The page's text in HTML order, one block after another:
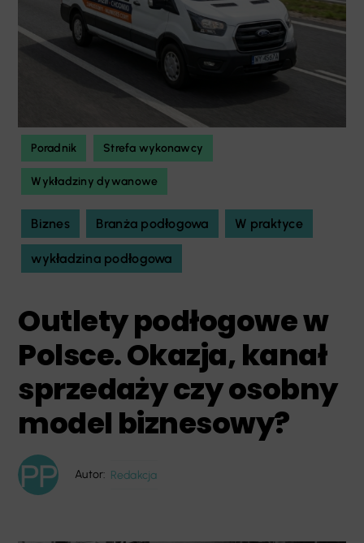
Poradnik Strefa wykonawcy
Wykładziny dywanowe
Biznes Branża podłogowa W praktyce
wykładzina podłogowa
Outlety podłogowe w
Polsce. Okazja, kanał
sprzedaży czy osobny
model biznesowy?
Autor: Redakcja